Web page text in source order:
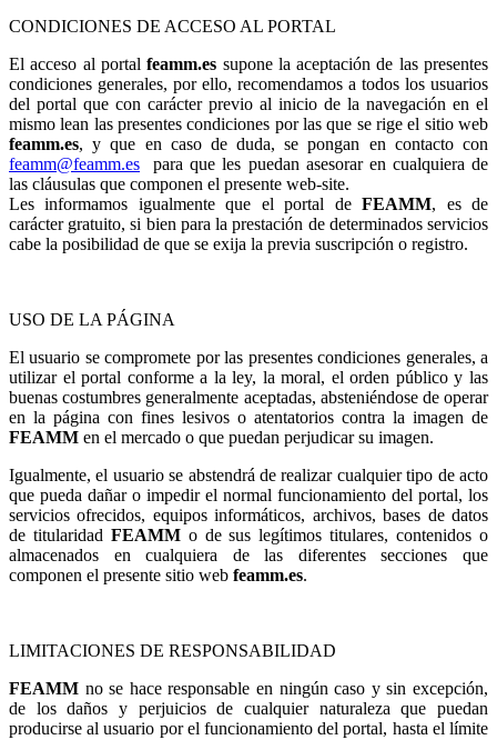
CONDICIONES DE ACCESO AL PORTAL
El acceso al portalfeamm.es supone la aceptación de las presentes
condiciones generales, por ello, recomendamos a todos los usuarios
del portal que con carácter previo al inicio de la navegación en el
mismo lean las presentes condiciones por las que se rige el sitio web
feamm.es, y que en caso de duda, se pongan en contacto con
feamm@feamm.es para que les puedan asesorar en cualquiera de
las cláusulas que componen el presente web-site.
Les informamos igualmente que el portal deFEAMM, es de
carácter gratuito, si bien para la prestación de determinados servicios
cabe la posibilidad de que se exija la previa suscripción o registro.
USO DE LA PÁGINA
El usuario se compromete por las presentes condiciones generales, a
utilizar el portal conforme a la ley, la moral, el orden público y las
buenas costumbres generalmente aceptadas, absteniéndose de operar
en la página con fines lesivos o atentatorios contra la imagen de
FEAMM en el mercado o que puedan perjudicar su imagen.
Igualmente, el usuario se abstendrá de realizar cualquier tipo de acto
que pueda dañar o impedir el normal funcionamiento del portal, los
servicios ofrecidos, equipos informáticos, archivos, bases de datos
de titularidad FEAMM o de sus legítimos titulares, contenidos o
almacenados en cualquiera de las diferentes secciones que
componen el presente sitio web feamm.es.
LIMITACIONES DE RESPONSABILIDAD
FEAMM no se hace responsable en ningún caso y sin excepción,
de los daños y perjuicios de cualquier naturaleza que puedan
producirse al usuario por el funcionamiento del portal, hasta el límite